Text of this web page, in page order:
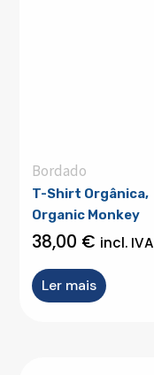
Bordado
T-Shirt Orgânica,
Organic Monkey
38,00 € incl. IVA
Ler mais